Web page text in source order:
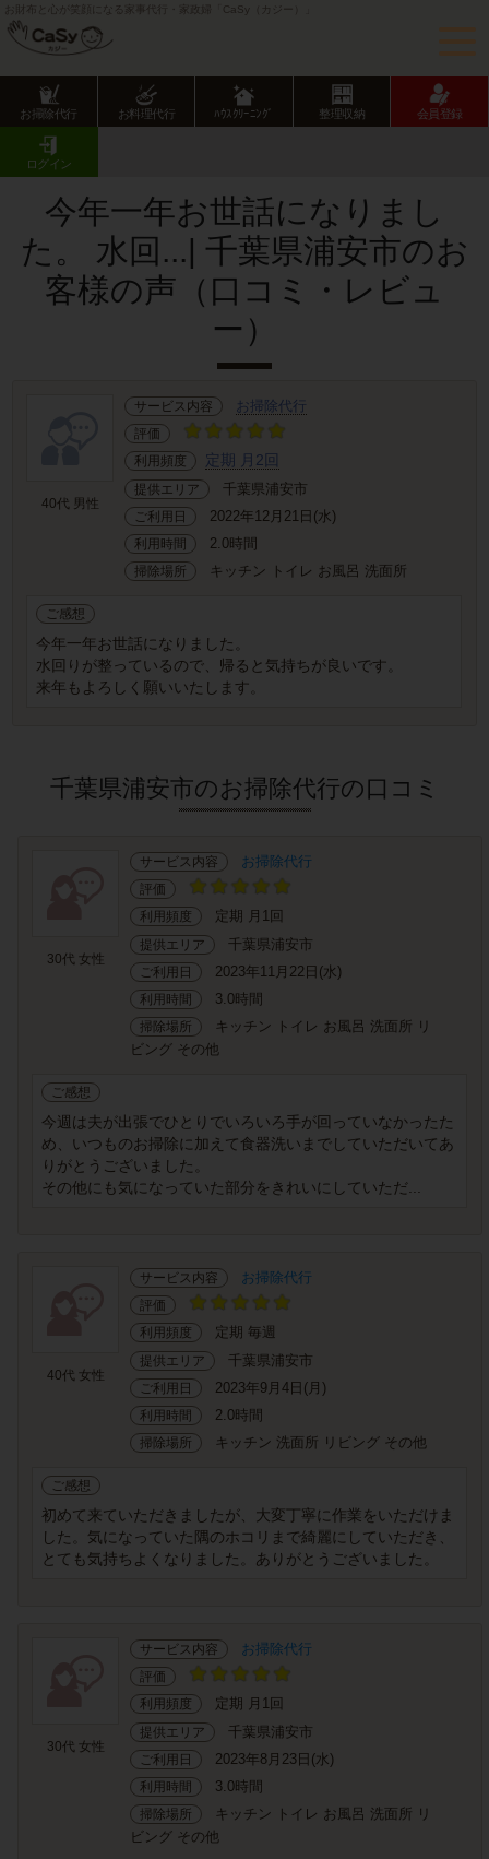
お財布と心が笑顔になる家事代行・家政婦「CaSy（カジー）」
お掃除代行 お料理代行 ﾊｳｽｸﾘｰﾆﾝｸﾞ 整理収納 会員登録
ログイン
CaSy TOP
お客様の声･口コミ詳細
今年一年お世話になりまし
た。 水回...| 千葉県浦安市のお
客様の声（口コミ・レビュ
ー）
40代 男性
サービス内容 お掃除代行
評価
利用頻度
定期 月2回
提供エリア 千葉県浦安市
ご利用日 2022年12月21日(水)
利用時間 2.0時間
掃除場所 キッチン トイレ お風呂 洗面所
ご感想
今年一年お世話になりました。
水回りが整っているので、帰ると気持ちが良いです。
来年もよろしく願いいたします。
千葉県浦安市のお掃除代行の口コミ
30代 女性
サービス内容 お掃除代行
評価
利用頻度
定期 月1回
提供エリア 千葉県浦安市
ご利用日 2023年11月22日(水)
利用時間 3.0時間
掃除場所
キッチン トイレ お風呂 洗面所 リ
ビング その他
ご感想
今週は夫が出張でひとりでいろいろ手が回っていなかったた
め、いつものお掃除に加えて食器洗いまでしていただいてあ
りがとうございました。
その他にも気になっていた部分をきれいにしていただ...
40代 女性
サービス内容 お掃除代行
評価
利用頻度
定期 毎週
提供エリア 千葉県浦安市
ご利用日 2023年9月4日(月)
利用時間 2.0時間
掃除場所 キッチン 洗面所 リビング その他
ご感想
初めて来ていただきましたが、大変丁寧に作業をいただけま
した。気になっていた隅のホコリまで綺麗にしていただき、
とても気持ちよくなりました。ありがとうございました。
30代 女性
サービス内容 お掃除代行
評価
利用頻度
定期 月1回
提供エリア 千葉県浦安市
ご利用日 2023年8月23日(水)
利用時間 3.0時間
掃除場所
キッチン トイレ お風呂 洗面所 リ
ビング その他